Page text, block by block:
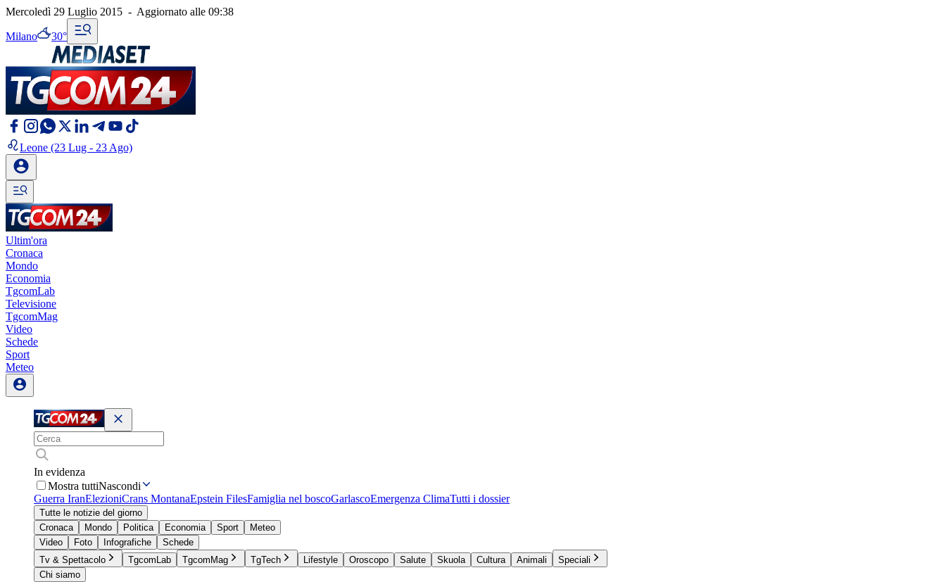
Mercoledì 29 Luglio 2015 - Aggiornato alle 09:38
Milano 30°
Leone (23 Lug - 23 Ago)
Ultim'ora
Cronaca
Mondo
Economia
TgcomLab
Televisione
TgcomMag
Video
Schede
Sport
Meteo
In evidenza
Mostra tuttiNascondi
Guerra IranElezioniCrans MontanaEpstein FilesFamiglia nel boscoGarlascoEmergenza ClimaTutti i dossier
Tutte le notizie del giorno
Cronaca
Mondo Politica Economia Sport
Meteo
Video
Foto Infografiche
Schede
Tv & Spettacolo
TgcomLab TgcomMag TgTech Lifestyle Oroscopo Salute Skuola Cultura Animali
Speciali
Chi siamo